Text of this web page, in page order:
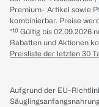
Premium- Artikel sowie
kombinierbar. Preise
*¹⁰ Gültig bis 02.09.2026
Rabatten und Aktionen
Preisliste der letzten 30
Aufgrund der EU-